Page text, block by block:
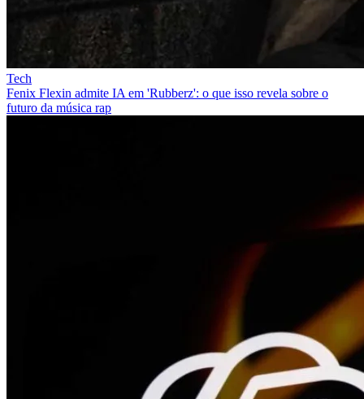
Tech
Fenix Flexin admite IA em 'Rubberz': o que isso revela sobre o
futuro da música rap